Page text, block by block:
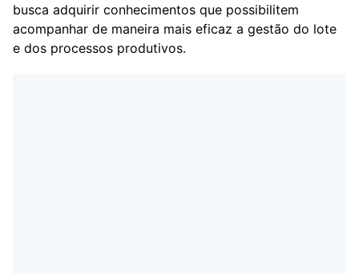
busca adquirir conhecimentos que possibilitem
acompanhar de maneira mais eficaz a gestão do lote
e dos processos produtivos.